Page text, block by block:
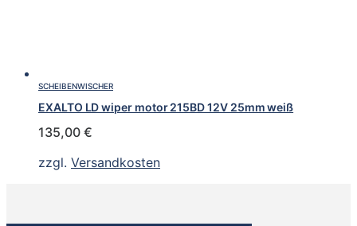
SCHEIBENWISCHER
EXALTO LD wiper motor 215BD 12V 25mm weiß
135,00 €
zzgl. Versandkosten